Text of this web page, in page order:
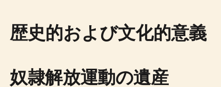
歴史的および文化的意義
奴隷解放運動の遺産